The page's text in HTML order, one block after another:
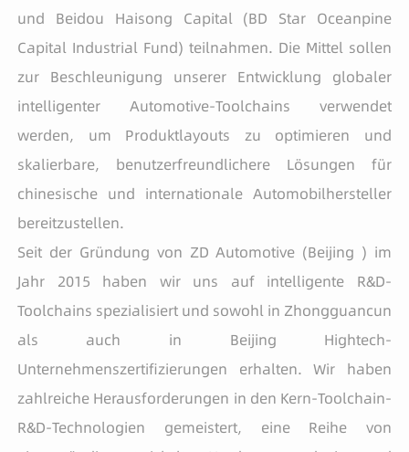
und Beidou Haisong Capital (BD Star Oceanpine
Capital Industrial Fund) teilnahmen. Die Mittel sollen
zur Beschleunigung unserer Entwicklung globaler
intelligenter Automotive-Toolchains verwendet
werden, um Produktlayouts zu optimieren und
skalierbare, benutzerfreundlichere Lösungen für
chinesische und internationale Automobilhersteller
bereitzustellen.
Seit der Gründung von ZD Automotive (Beijing ) im
Jahr 2015 haben wir uns auf intelligente R&D-
Toolchains spezialisiert und sowohl in Zhongguancun
als auch in Beijing Hightech-
Unternehmenszertifizierungen erhalten. Wir haben
zahlreiche Herausforderungen in den Kern-Toolchain-
R&D-Technologien gemeistert, eine Reihe von